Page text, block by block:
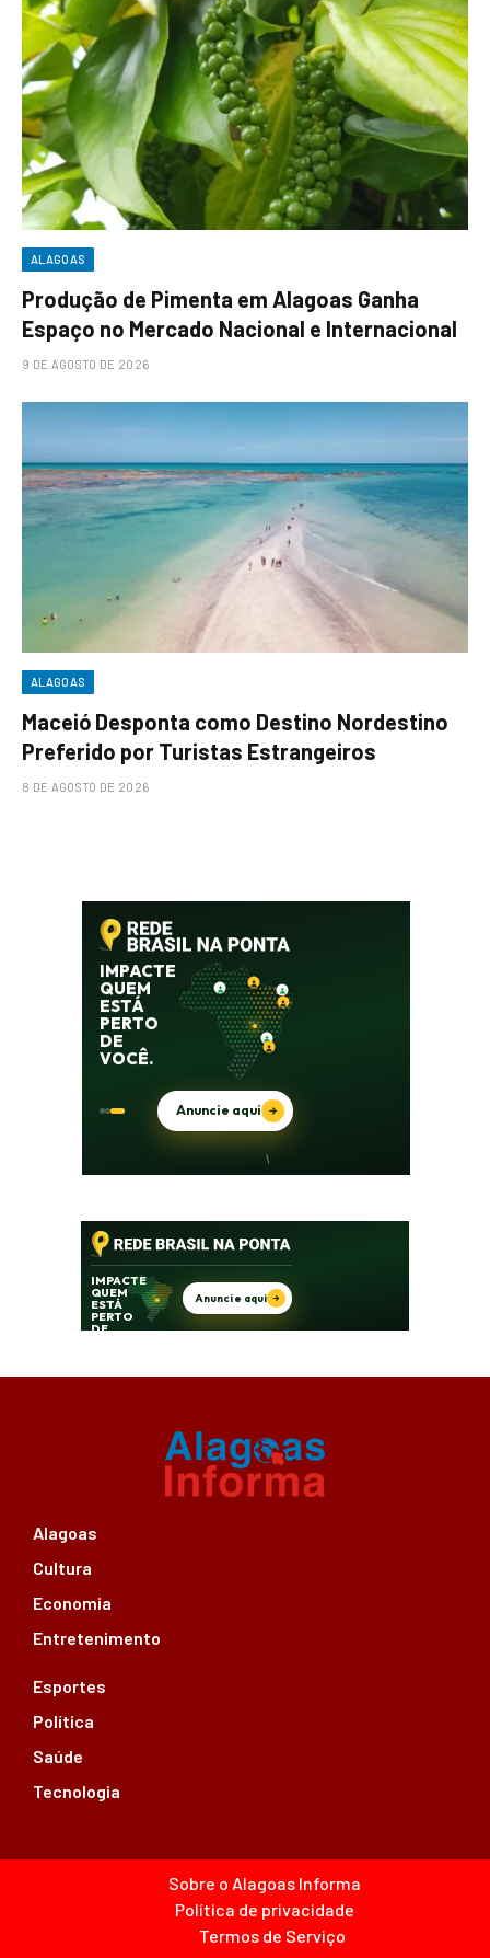
ALAGOAS
Produção de Pimenta em Alagoas Ganha
Espaço no Mercado Nacional e Internacional
9 DE AGOSTO DE 2026
ALAGOAS
Maceió Desponta como Destino Nordestino
Preferido por Turistas Estrangeiros
8 DE AGOSTO DE 2026
Alagoas
Cultura
Economia
Entretenimento
Esportes
Política
Saúde
Tecnologia
Sobre o Alagoas Informa
Política de privacidade
Termos de Serviço